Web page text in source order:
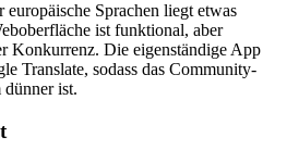
Sprachen liegt etwas
ist funktional, aber
Konkurrenz. Die eigenständige App
Translate, sodass das Community-
dünner ist.